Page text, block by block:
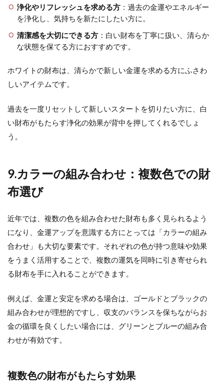
浄化やリフレッシュを求める方：過去の金運やエネルギー
を浄化し、気持ちを新たにしたい方に。
清潔感を大切にできる方：白い財布を丁寧に扱い、清らか
な状態を保てる方におすすめです。
ホワイトの財布は、清らかで新しい金運を求める方にふさわ
しいアイテムです。
過去を一度リセットして新しいスタートを切りたい方に、白
い財布がもたらす浄化の効果が背中を押してくれるでしょ
う。
9.カラーの組み合わせ：複数色での財
布選び
近年では、複数の色を組み合わせた財布も多く見られるよう
になり、金運アップを意識する方にとっては「カラーの組み
合わせ」も大切な要素です。それぞれの色が持つ意味や効果
をうまく活用することで、複数の運気を同時に引き寄せられ
る財布を手に入れることができます。
例えば、金運と安定を求める場合は、ゴールドとブラックの
組み合わせが理想的ですし、収支のバランスを保ちながらお
金の循環を良くしたい場合には、グリーンとブルーの組み合
わせが有効です。
複数色の財布がもたらす効果